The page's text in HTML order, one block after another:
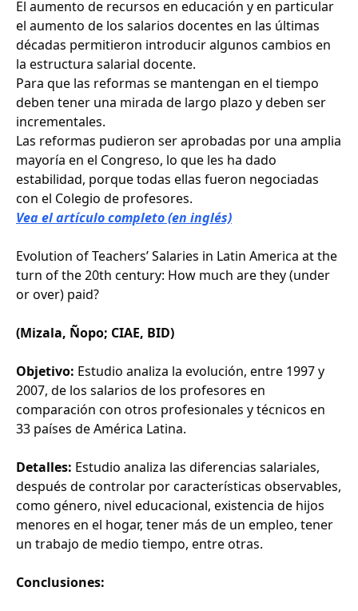
El aumento de recursos en educación y en particular
el aumento de los salarios docentes en las últimas
décadas permitieron introducir algunos cambios en
la estructura salarial docente.
Para que las reformas se mantengan en el tiempo
deben tener una mirada de largo plazo y deben ser
incrementales.
Las reformas pudieron ser aprobadas por una amplia
mayoría en el Congreso, lo que les ha dado
estabilidad, porque todas ellas fueron negociadas
con el Colegio de profesores.
Vea el artículo completo (en inglés)
Evolution of Teachers’ Salaries in Latin America at the
turn of the 20th century: How much are they (under
or over) paid?
(Mizala, Ñopo; CIAE, BID)
Objetivo: Estudio analiza la evolución, entre 1997 y
2007, de los salarios de los profesores en
comparación con otros profesionales y técnicos en
33 países de América Latina.
Detalles: Estudio analiza las diferencias salariales,
después de controlar por características observables,
como género, nivel educacional, existencia de hijos
menores en el hogar, tener más de un empleo, tener
un trabajo de medio tiempo, entre otras.
Conclusiones: